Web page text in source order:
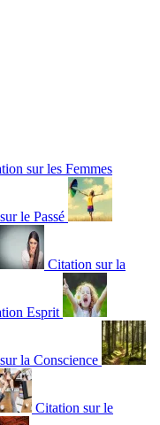
sur les Femmes
le Passé
Citation sur la
Esprit
la Conscience
Citation sur le